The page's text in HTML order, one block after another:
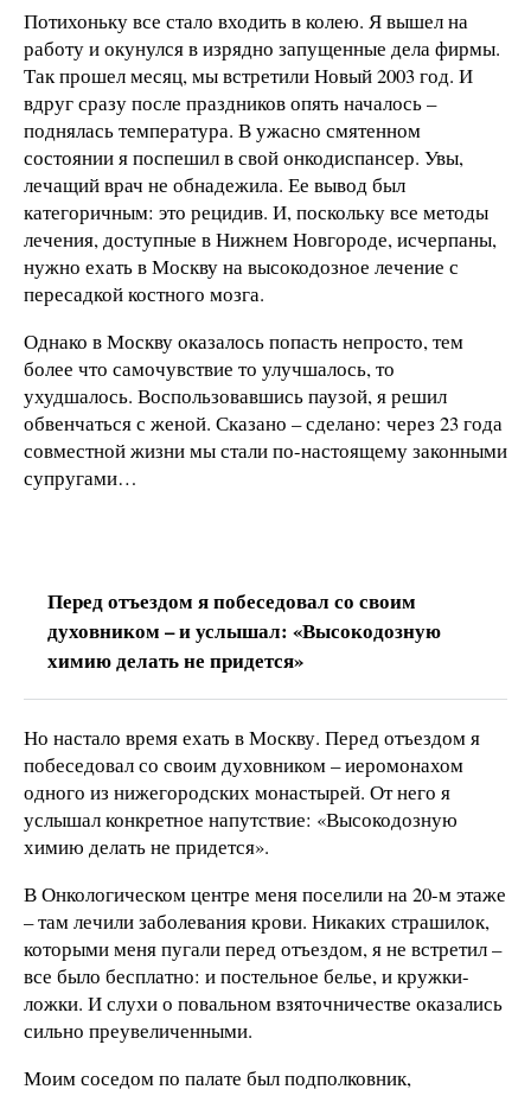
Потихоньку все стало входить в колею. Я вышел на
работу и окунулся в изрядно запущенные дела фирмы.
Так прошел месяц, мы встретили Новый 2003 год. И
вдруг сразу после праздников опять началось –
поднялась температура. В ужасно смятенном
состоянии я поспешил в свой онкодиспансер. Увы,
лечащий врач не обнадежила. Ее вывод был
категоричным: это рецидив. И, поскольку все методы
лечения, доступные в Нижнем Новгороде, исчерпаны,
нужно ехать в Москву на высокодозное лечение с
пересадкой костного мозга.
Однако в Москву оказалось попасть непросто, тем
более что самочувствие то улучшалось, то
ухудшалось. Воспользовавшись паузой, я решил
обвенчаться с женой. Сказано – сделано: через 23 года
совместной жизни мы стали по-настоящему законными
супругами…
Перед отъездом я побеседовал со своим
духовником – и услышал: «Высокодозную
химию делать не придется»
Но настало время ехать в Москву. Перед отъездом я
побеседовал со своим духовником – иеромонахом
одного из нижегородских монастырей. От него я
услышал конкретное напутствие: «Высокодозную
химию делать не придется».
В Онкологическом центре меня поселили на 20-м этаже
– там лечили заболевания крови. Никаких страшилок,
которыми меня пугали перед отъездом, я не встретил –
все было бесплатно: и постельное белье, и кружки-
ложки. И слухи о повальном взяточничестве оказались
сильно преувеличенными.
Моим соседом по палате был подполковник,